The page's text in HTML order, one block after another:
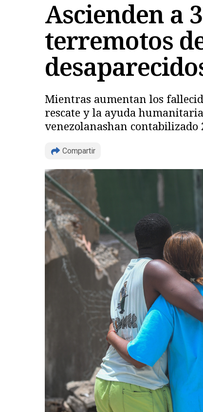
Ascienden a
terremotos
Mientras aumentan los
rescate y la ayuda
venezolanashan contabilizado
Compartir